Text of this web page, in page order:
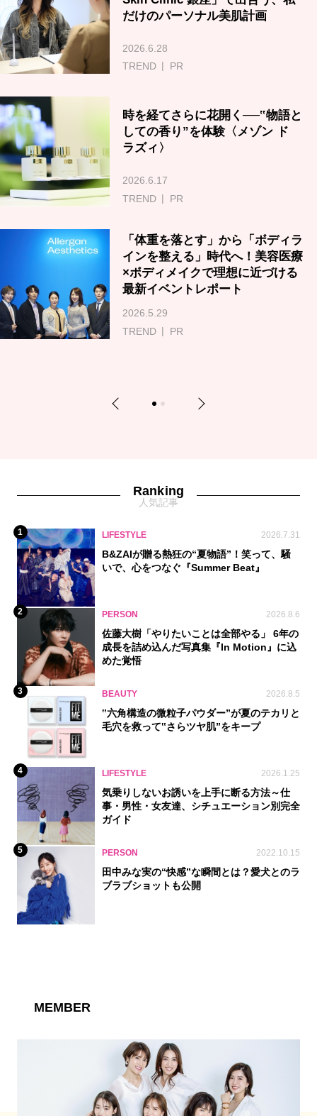
だけのパーソナル美肌計画
2026.6.28
TREND
PR
時を経てさらに花開く──‟物語と
しての香り”を体験〈メゾン ド
ラズィ〉
2026.6.17
TREND
PR
「体重を落とす」から「ボディラ
インを整える」時代へ！美容医療
×ボディメイクで理想に近づける
最新イベントレポート
2026.5.29
TREND
PR
Previous 1 2 Next
Ranking
人気記事
1 LIFESTYLE 2026.7.31
B&ZAIが贈る熱狂の“夏物語”！笑って、騒
いで、心をつなぐ『Summer Beat』
2 PERSON 2026.8.6
佐藤大樹「やりたいことは全部やる」 6年の
成長を詰め込んだ写真集『In Motion』に込
めた覚悟
3 BEAUTY 2026.8.5
‟六角構造の微粒子パウダー”が夏のテカリと
毛穴を救って‟さらツヤ肌”をキープ
4 LIFESTYLE 2026.1.25
気乗りしないお誘いを上手に断る方法～仕
事・男性・女友達、シチュエーション別完全
ガイド
5 PERSON 2022.10.15
田中みな実の“快感”な瞬間とは？愛犬とのラ
ブラブショットも公開
MEMBER